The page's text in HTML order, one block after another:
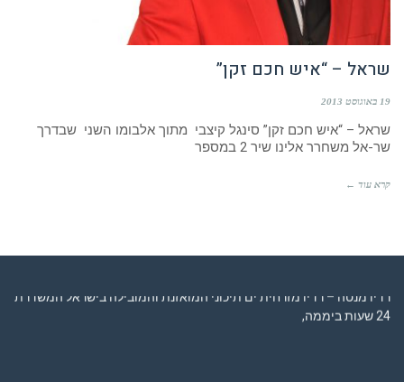
שראל – “איש חכם זקן”
19 באוגוסט 2013
שראל – “איש חכם זקן” סינגל קיצבי מתוך אלבומו השני שבדרך
שר-אל משחרר אלינו שיר 2 במספר
קרא עוד ←
רדיו מנטה – רדיו מזרחית ים תיכוני המואזנת והמובילה בישראל המשדרת
24 שעות ביממה,